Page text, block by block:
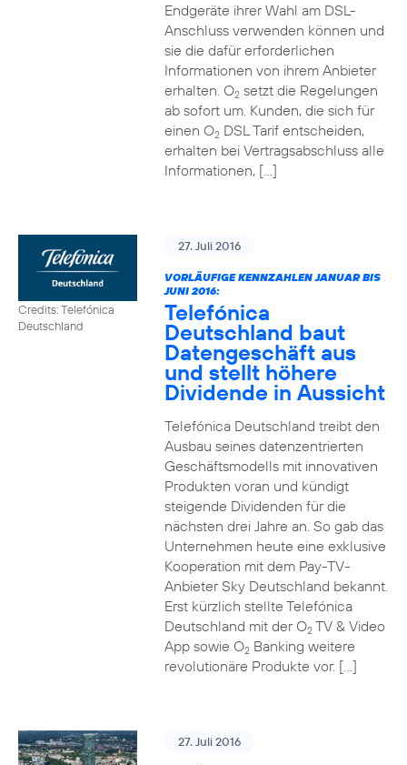
Endgeräte ihrer Wahl am DSL-
Anschluss verwenden können und
sie die dafür erforderlichen
Informationen von ihrem Anbieter
erhalten. O2setzt die Regelungen
ab sofort um. Kunden, die sich für
einen O2DSL Tarif entscheiden,
erhalten bei Vertragsabschluss alle
Informationen, […]
Credits: Telefónica
Deutschland
27. Juli 2016
VORLÄUFIGE KENNZAHLEN JANUAR BIS
JUNI 2016:
Telefónica
Deutschland baut
Datengeschäft aus
und stellt höhere
Dividende in Aussicht
Telefónica Deutschland treibt den
Ausbau seines datenzentrierten
Geschäftsmodells mit innovativen
Produkten voran und kündigt
steigende Dividenden für die
nächsten drei Jahre an. So gab das
Unternehmen heute eine exklusive
Kooperation mit dem Pay-TV-
Anbieter Sky Deutschland bekannt.
Erst kürzlich stellte Telefónica
Deutschland mit der O2TV & Video
App sowie O2Banking weitere
revolutionäre Produkte vor. […]
27. Juli 2016